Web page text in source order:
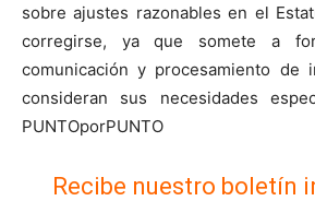
sobre ajustes razonables en el
corregirse, ya que somete a
comunicación y procesamiento de
consideran sus necesidades
PUNTOporPUNTO
Recibe nuestro boletín